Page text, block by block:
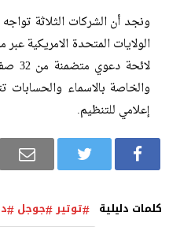
ونجد أن الشركات الثلاثة
الولايات المتحدة الامريكية
والخاصة بالاسماء
إعلامي للتنظيم.
كلمات دليلية توتير جوجل